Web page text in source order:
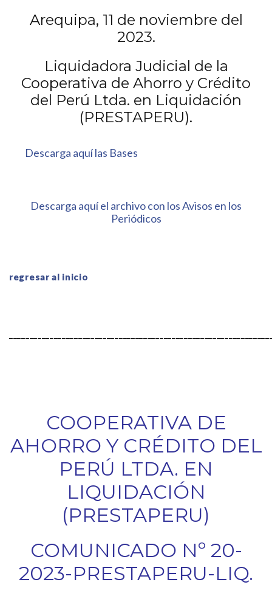
Arequipa, 11 de noviembre del
2023.
Liquidadora Judicial de la
Cooperativa de Ahorro y Crédito
del Perú Ltda. en Liquidación
(PRESTAPERU).
Descarga aquí las Bases
Descarga aquí el archivo con los Avisos en los
Periódicos
regresar al inicio
COOPERATIVA DE
AHORRO Y CRÉDITO DEL
PERÚ LTDA. EN
LIQUIDACIÓN
(PRESTAPERU)
COMUNICADO Nº 20-
2023-PRESTAPERU-LIQ.